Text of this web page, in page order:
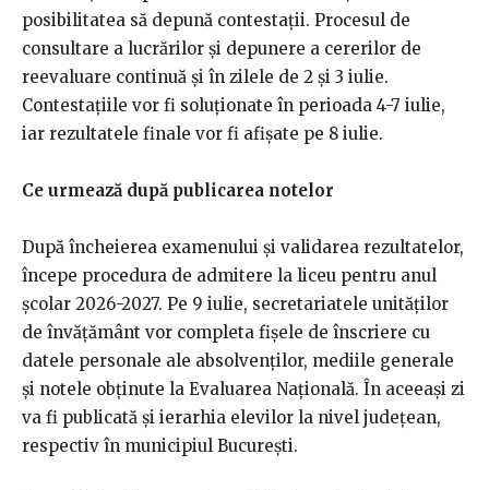
posibilitatea să depună contestații. Procesul de
consultare a lucrărilor și depunere a cererilor de
reevaluare continuă și în zilele de 2 și 3 iulie.
Contestațiile vor fi soluționate în perioada 4-7 iulie,
iar rezultatele finale vor fi afișate pe 8 iulie.
Ce urmează după publicarea notelor
După încheierea examenului și validarea rezultatelor,
începe procedura de admitere la liceu pentru anul
școlar 2026-2027. Pe 9 iulie, secretariatele unităților
de învățământ vor completa fișele de înscriere cu
datele personale ale absolvenților, mediile generale
și notele obținute la Evaluarea Națională. În aceeași zi
va fi publicată și ierarhia elevilor la nivel județean,
respectiv în municipiul București.